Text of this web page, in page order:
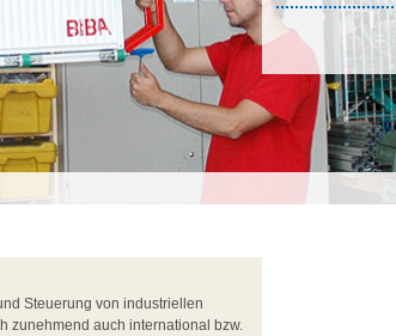
Steuerung von industriellen
zunehmend auch international bzw.